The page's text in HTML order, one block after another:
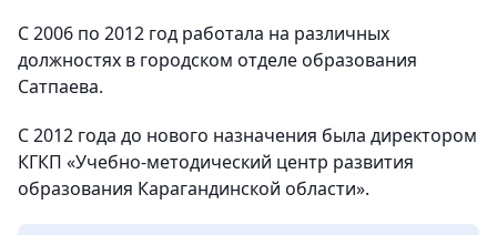
С 2006 по 2012 год работала на различных
должностях в городском отделе образования
Сатпаева.
С 2012 года до нового назначения была директором
КГКП «Учебно-методический центр развития
образования Карагандинской области».